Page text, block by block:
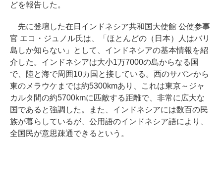
どを報告した。
先に登壇した在日インドネシア共和国大使館 公使参事
官 エコ・ジュノル氏は、「ほとんどの（日本）人はバリ
島しか知らない」として、インドネシアの基本情報を紹
介した。インドネシアは大小1万7000の島からなる国
で、陸と海で周囲10カ国と接している。西のサバンから
東のメラウケまでは約5300kmあり、これは東京～ジャ
カルタ間の約5700kmに匹敵する距離で、非常に広大な
国であると強調した。また、インドネシアには数百の民
族が暮らしているが、公用語のインドネシア語により、
全国民が意思疎通できるという。